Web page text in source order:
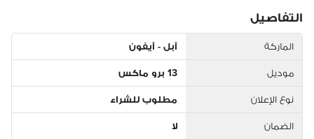
التفاصيل
الماركة
آبل - آيفون
موديل
13 برو ماكس
نوع الإعلان
مطلوب للشراء
الضمان
لا